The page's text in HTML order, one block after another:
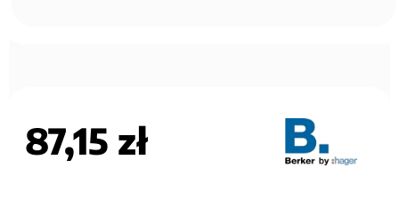
87,15 zł